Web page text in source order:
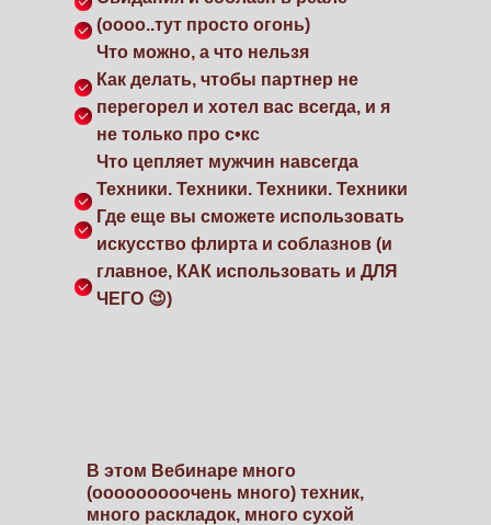
(оооо..тут просто огонь)
Что можно, а что нельзя
Как делать, чтобы партнер не
перегорел и хотел вас всегда, и я
не только про с•кс
Что цепляет мужчин навсегда
Техники. Техники. Техники. Техники
Где еще вы сможете использовать
искусство флирта и соблазнов (и
главное, КАК использовать и ДЛЯ
ЧЕГО 😉)
В этом Вебинаре много
(ооооооооочень много) техник,
много раскладок, много сухой